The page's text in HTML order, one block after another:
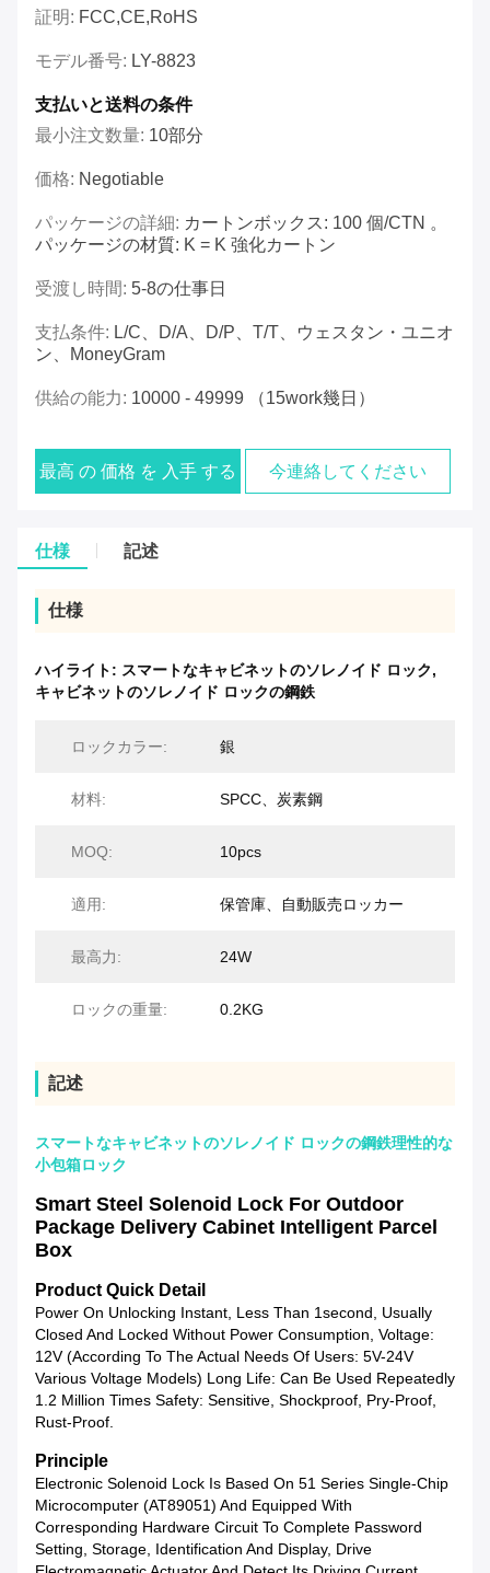
証明: FCC,CE,RoHS
モデル番号: LY-8823
支払いと送料の条件
最小注文数量: 10部分
価格: Negotiable
パッケージの詳細: カートンボックス: 100 個/CTN 。
パッケージの材質: K = K 強化カートン
受渡し時間: 5-8の仕事日
支払条件: L/C、D/A、D/P、T/T、ウェスタン・ユニオ
ン、MoneyGram
供給の能力: 10000 - 49999 （15work幾日）
最高 の 価格 を 入手 する 今連絡してください
仕様 記述
仕様
ハイライト: スマートなキャビネットのソレノイド ロック,
キャビネットのソレノイド ロックの鋼鉄
ロックカラー: 銀
材料: SPCC、炭素鋼
MOQ: 10pcs
適用: 保管庫、自動販売ロッカー
最高力: 24W
ロックの重量: 0.2KG
記述
スマートなキャビネットのソレノイド ロックの鋼鉄理性的な
小包箱ロック
Smart Steel Solenoid Lock For Outdoor
Package Delivery Cabinet Intelligent Parcel
Box
Product Quick Detail
Power On Unlocking Instant, Less Than 1second, Usually
Closed And Locked Without Power Consumption, Voltage:
12V (according To The Actual Needs Of Users: 5V-24V
Various Voltage Models) Long Life: Can Be Used Repeatedly
1.2 Million Times Safety: Sensitive, Shockproof, Pry-Proof,
Rust-Proof.
PRinciple
Electronic Solenoid Lock Is Based On 51 Series Single-Chip
Microcomputer (AT89051) And Equipped With
Corresponding Hardware Circuit To Complete Password
Setting, Storage, Identification And Display, Drive